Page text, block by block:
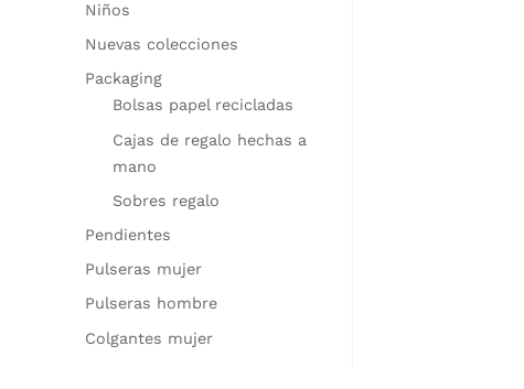
Niños
Nuevas colecciones
Packaging
Bolsas papel recicladas
Cajas de regalo hechas a
mano
Sobres regalo
Pendientes
Pulseras mujer
Pulseras hombre
Colgantes mujer